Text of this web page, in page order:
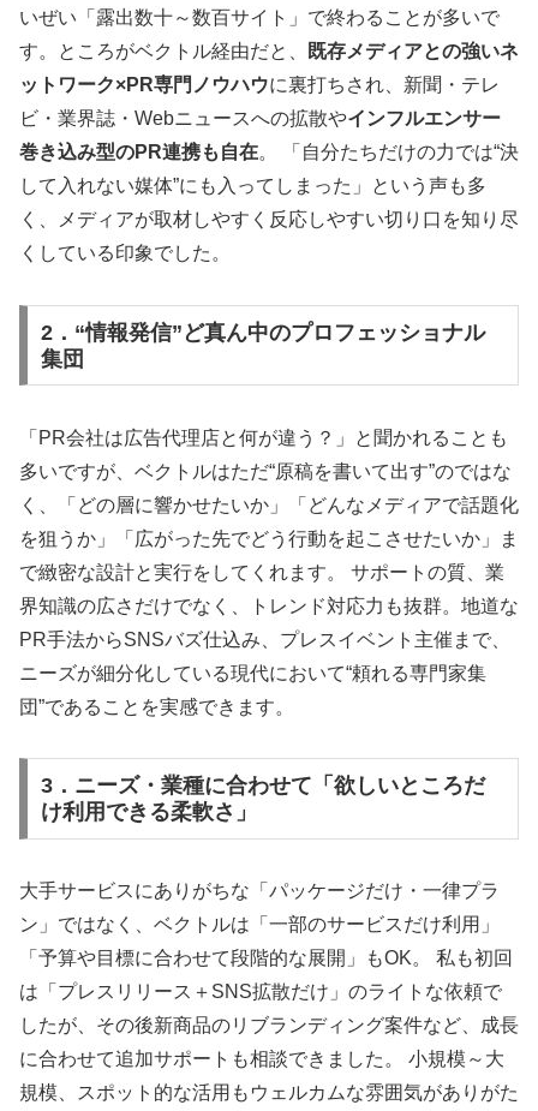
いぜい「露出数十～数百サイト」で終わることが多いで
す。ところがベクトル経由だと、
既存メディアとの強いネ
ットワーク×PR専門ノウハウに裏打ちされ、新聞・テレ
ビ・業界誌・Webニュースへの拡散やインフルエンサー
巻き込み型のPR連携も自在。 「自分たちだけの力では“決
して入れない媒体”にも入ってしまった」という声も多
く、メディアが取材しやすく反応しやすい切り口を知り尽
くしている印象でした。
2．“情報発信”ど真ん中のプロフェッショナル
集団
「PR会社は広告代理店と何が違う？」と聞かれることも
多いですが、ベクトルはただ“原稿を書いて出す”のではな
く、「どの層に響かせたいか」「どんなメディアで話題化
を狙うか」「広がった先でどう行動を起こさせたいか」ま
で緻密な設計と実行をしてくれます。 サポートの質、業
界知識の広さだけでなく、トレンド対応力も抜群。地道な
PR手法からSNSバズ仕込み、プレスイベント主催まで、
ニーズが細分化している現代において“頼れる専門家集
団”であることを実感できます。
3．ニーズ・業種に合わせて「欲しいところだ
け利用できる柔軟さ」
大手サービスにありがちな「パッケージだけ・一律プラ
ン」ではなく、ベクトルは「一部のサービスだけ利用」
「予算や目標に合わせて段階的な展開」もOK。 私も初回
は「プレスリリース＋SNS拡散だけ」のライトな依頼で
したが、その後新商品のリブランディング案件など、成長
に合わせて追加サポートも相談できました。 小規模～大
規模、スポット的な活用もウェルカムな雰囲気がありがた